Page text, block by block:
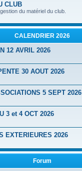
CLUB
du matériel du club.
CALENDRIER 2026
12 AVRIL 2026
30 AOUT 2026
5 SEPT 2026
3 et 4 OCT 2026
EXTERIEURES 2026
Forum